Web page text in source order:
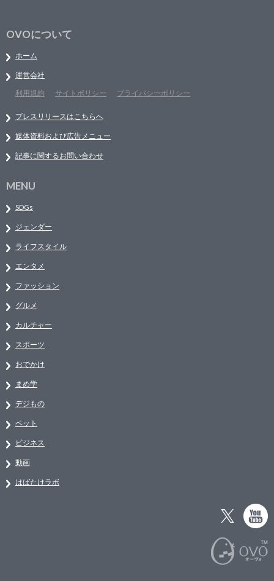
OVOについて
ホーム
運営会社
利用規約
サイトポリシー プライバシーポリシー
プレスリリースはこちらへ
媒体資料および広告メニュー
記事に関するお問い合わせ
MENU
SDGs
ジェンダー
ライフスタイル
エンタメ
ファッション
グルメ
カルチャー
スポーツ
おでかけ
まめ学
デジもの
ペット
ビジネス
動画
はばたけラボ